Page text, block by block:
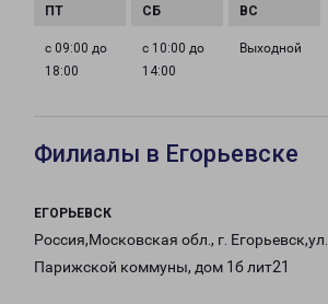
с 09:00 до
18:00
с 10:00 до
14:00
Выходной
Филиалы в Егорьевске
ЕГОРЬЕВСК
Россия,Московская обл., г. Егорьевск,ул.
Парижской коммуны, дом 1б лит21